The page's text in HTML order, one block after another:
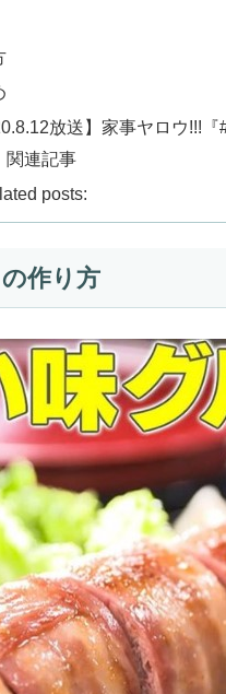
放送】家事ヤロウ!!!
関連記事
posts:
の作り方